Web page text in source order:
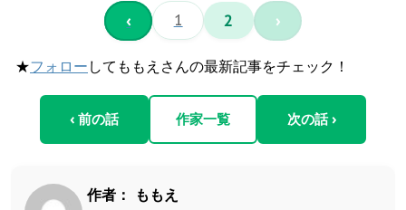
‹ 1 2 ›
★フォロー してももえさんの最新記事をチェック！
‹ 前の話 作家一覧 次の話 ›
作者： ももえ